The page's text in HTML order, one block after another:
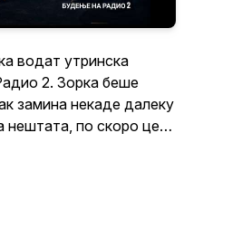
водат утринска
2. Зорка беше
замина некаде далеку
нештата, по скоро цела
се заедно.
и секако, со